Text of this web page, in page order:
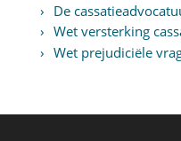
De
Wet versterking
Wet prejudiciële